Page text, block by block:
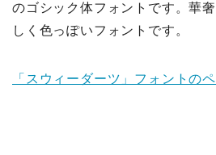
のゴシック体フォントです。華
しく色っぽいフォントです。
「スウィーダーツ」フォントの